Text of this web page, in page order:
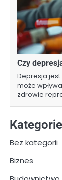
Czy
Depresja
może
zdrowie
Kategorie
Bez kategorii
Biznes